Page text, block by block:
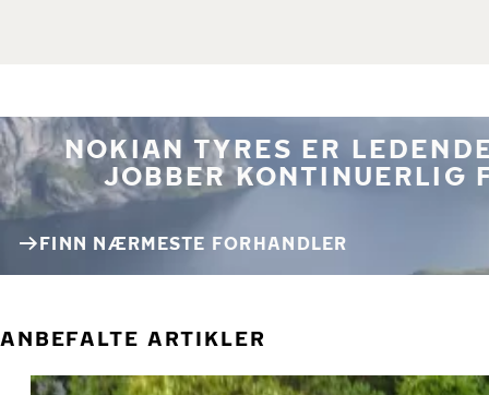
NOKIAN TYRES ER
JOBBER KONTINUERLIG
FINN NÆRMESTE FORHANDLER
ANBEFALTE ARTIKLER